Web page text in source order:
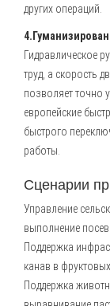
других операций.
Гидравлическое
труд, а скорость
позволяет точно
европейские
быстрого
работы.
Сценарии
Управление
выполнение
Поддержка
канав в
Поддержка